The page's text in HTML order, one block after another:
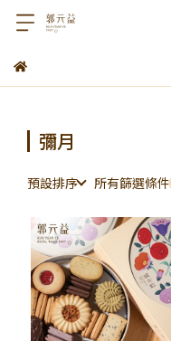
彌月
預設排序 所有篩選條件